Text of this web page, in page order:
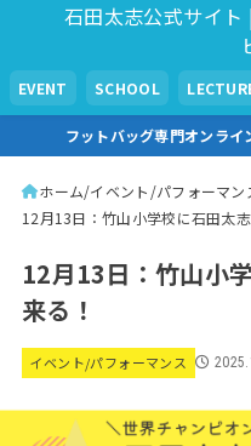
石田太志公式サイ
EVENT SCHOOL
フットバッグ専門オンライ
ホーム イベント/パフォーマン
12月13日：竹山小学校に石田太
12月13日：竹山小
来る！
イベント/パフォーマンス